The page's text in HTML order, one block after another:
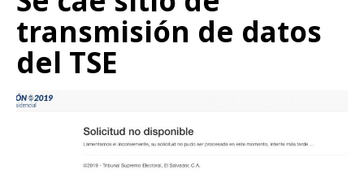
transmisión de datos
del TSE